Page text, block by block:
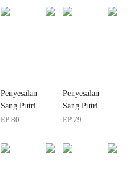
Penyesalan
Sang Putri
Angkat
EP80
Penyesalan
Sang Putri
Angkat
EP 79